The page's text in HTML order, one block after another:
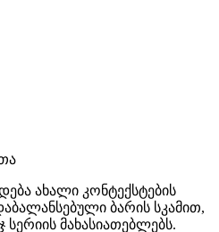
ახალი კონტექსტების
ბარის სკამით,
მახასიათებლებს.